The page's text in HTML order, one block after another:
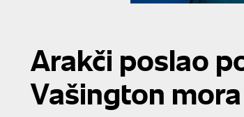
Arakči poslao
Vašington